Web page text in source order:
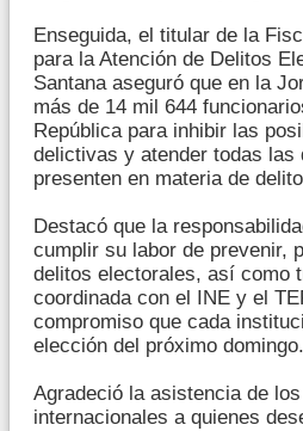
Enseguida, el titular de la
para la Atención de Delitos
Santana aseguró que en la
más de 14 mil 644
República para inhibir las
delictivas y atender todas las
presenten en materia de
Destacó que la
cumplir su labor de prevenir,
delitos electorales, así como
coordinada con el INE y el
compromiso que cada
elección del próximo domingo.
Agradeció la asistencia de
internacionales a quienes